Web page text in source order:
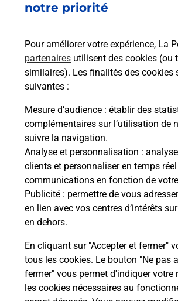
notre priorité
Pour améliorer votre expérience, La
partenaires utilisent des cookies (ou
similaires). Les finalités des cookies
suivantes :
Mesure d’audience : établir des
complémentaires sur l’utilisation de
suivre la navigation.
Analyse et personnalisation :
clients et personnaliser en temps
communications en fonction de
Publicité : permettre de vous
en lien avec vos centres d’intérêts
en dehors.
En cliquant sur "Accepter et fermer"
tous les cookies. Le bouton "Ne pas
fermer" vous permet d'indiquer votre
les cookies nécessaires au
Malin !
La Poste
en ligne
Ouvert 24h/24
En savoir plus
Recherchez un autre point
Pyrénées Atlantiques
CONSIGNE PICKUP EPICERIE LARCEVEAU